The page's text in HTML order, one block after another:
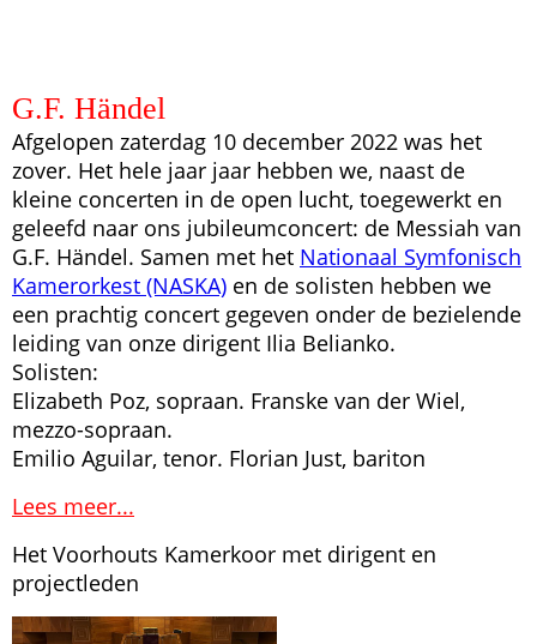
G.F. Händel
Afgelopen zaterdag 10 december 2022 was het
zover. Het hele jaar jaar hebben we, naast de
kleine concerten in de open lucht, toegewerkt en
geleefd naar ons jubileumconcert: de Messiah van
G.F. Händel. Samen met het Nationaal Symfonisch
Kamerorkest (NASKA) en de solisten hebben we
een prachtig concert gegeven onder de bezielende
leiding van onze dirigent Ilia Belianko.
Solisten:
Elizabeth Poz, sopraan. Franske van der Wiel,
mezzo-sopraan.
Emilio Aguilar, tenor. Florian Just, bariton
Lees meer...
Het Voorhouts Kamerkoor met dirigent en
projectleden